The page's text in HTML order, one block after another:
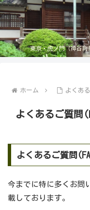
東京・虎ノ門（神谷
ホーム よくあ
よくあるご質問
よくあるご質問
今までに特に多くお問
載しております。